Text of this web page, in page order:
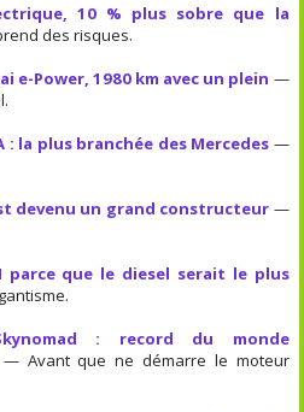
10 % plus sobre que la
des risques.
e-Power, 1980 km avec un plein —
: la plus branchée des Mercedes —
devenu un grand constructeur —
parce que le diesel serait le plus
: record du monde
— Avant que ne démarre le moteur